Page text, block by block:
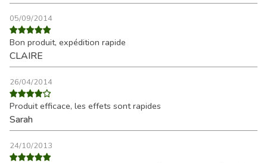
05/09/2014
Bon produit, expédition rapide
CLAIRE
26/04/2014
Produit efficace, les effets sont rapides
Sarah
24/10/2013